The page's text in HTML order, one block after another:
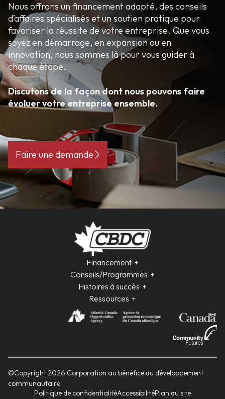
Nous offrons un financement adapté, des conseils
d’affaires spécialisés et un soutien pratique pour
favoriser la réussite de votre entreprise. Que vous
soyez en démarrage, en expansion ou en
innovation, nous sommes là pour vous guider à
chaque étape.
Discutons de la façon dont nous pouvons faire
évoluer votre entreprise ensemble.
Faire une demande
Financement
Conseils/Programmes
Histoires à succès
Ressources
©Copyright 2026 Corporation au bénéfice du développement
communautaire
Politique de confidentialitéAccessibilitéPlan du site